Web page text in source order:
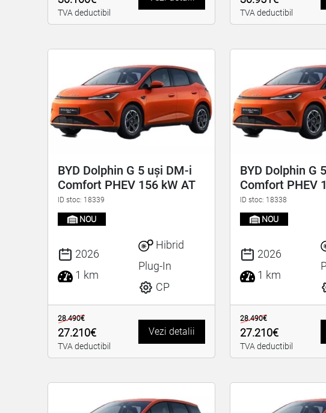
TVA deductibil TVA deductibil
BYD Dolphin G 5 uși DM-i
Comfort PHEV 156 kW AT
ID stoc: 18339
NOU
2026
1 km
Hibrid
Plug-In
CP
28.490€
27.210€
TVA deductibil
Vezi detalii
BYD Dolphin G
Comfort PHEV
ID stoc: 18338
NOU
2026
1 km
28.490€
27.210€
TVA deductibil